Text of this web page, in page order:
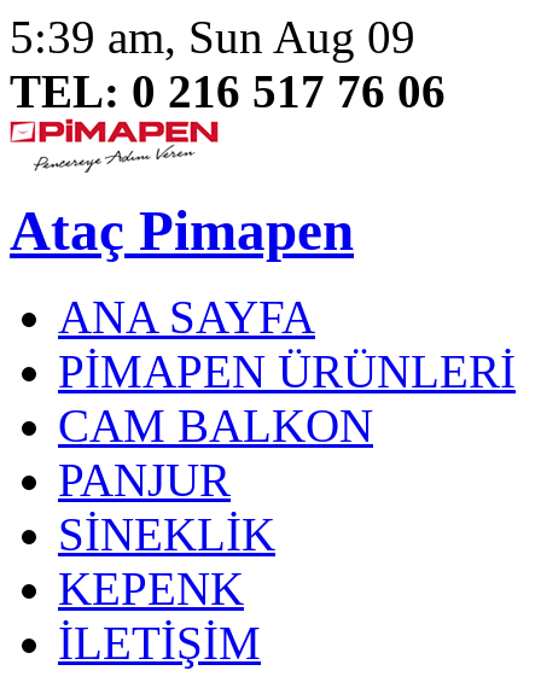
5:39 am, Sun Aug 09
TEL: 0 216 517 76 06
Ataç Pimapen
ANA SAYFA
PİMAPEN ÜRÜNLERİ
CAM BALKON
PANJUR
SİNEKLİK
KEPENK
İLETİŞİM